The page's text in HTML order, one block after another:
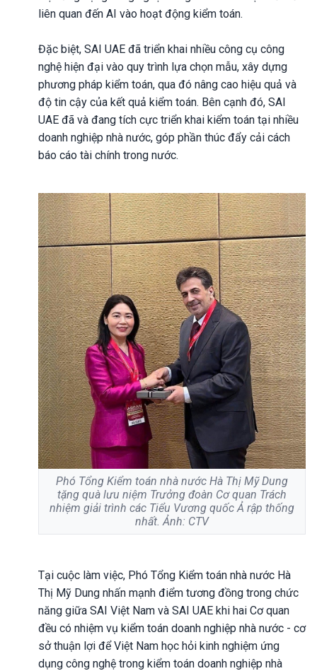
liên quan đến AI vào hoạt động kiểm toán.
Đặc biệt, SAI UAE đã triển khai nhiều công cụ công
nghệ hiện đại vào quy trình lựa chọn mẫu, xây dựng
phương pháp kiểm toán, qua đó nâng cao hiệu quả và
độ tin cậy của kết quả kiểm toán. Bên cạnh đó, SAI
UAE đã và đang tích cực triển khai kiểm toán tại nhiều
doanh nghiệp nhà nước, góp phần thúc đẩy cải cách
báo cáo tài chính trong nước.
Phó Tổng Kiểm toán nhà nước Hà Thị Mỹ Dung
tặng quà lưu niệm Trưởng đoàn Cơ quan Trách
nhiệm giải trình các Tiểu Vương quốc Ả rập thống
nhất. Ảnh: CTV
Tại cuộc làm việc, Phó Tổng Kiểm toán nhà nước Hà
Thị Mỹ Dung nhấn mạnh điểm tương đồng trong chức
năng giữa SAI Việt Nam và SAI UAE khi hai Cơ quan
đều có nhiệm vụ kiểm toán doanh nghiệp nhà nước - cơ
sở thuận lợi để Việt Nam học hỏi kinh nghiệm ứng
dụng công nghệ trong kiểm toán doanh nghiệp nhà